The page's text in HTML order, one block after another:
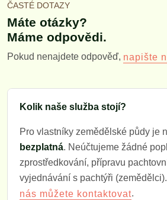
ČASTÉ DOTAZY
Máte otázky?
Máme odpovědi.
Pokud nenajdete odpověď, napište
Kolik naše služba stojí?
Pro vlastníky zemědělské půdy je
bezplatná. Neúčtujeme žádné
zprostředkování, přípravu
vyjednávání s pachtýři
nás můžete kontaktovat.